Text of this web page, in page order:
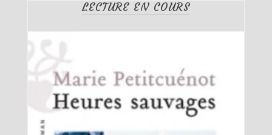
LECTURE EN COURS